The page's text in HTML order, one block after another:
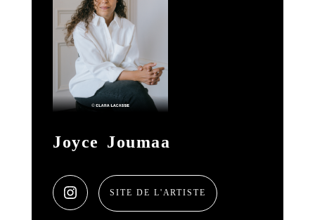
Joyce Joumaa
SITE DE L'ARTISTE